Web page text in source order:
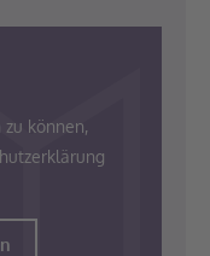
können,